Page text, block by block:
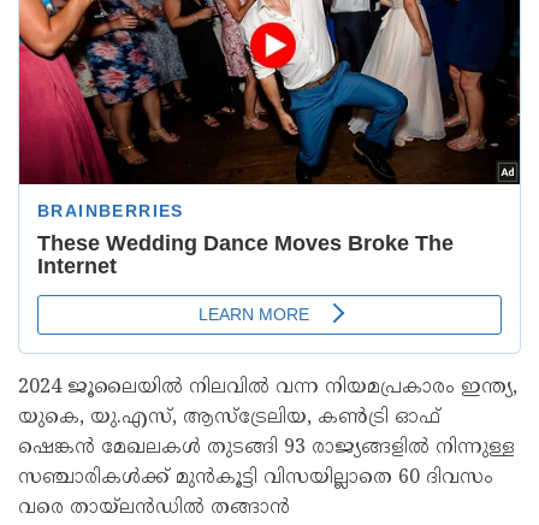
2024 ജൂലൈയിൽ നിലവിൽ വന്ന നിയമപ്രകാരം ഇന്ത്യ,
യുകെ, യു.എസ്, ആസ്‌ട്രേലിയ, കൺട്രി ഓഫ്
ഷെങ്കൻ മേഖലകൾ തുടങ്ങി 93 രാജ്യങ്ങളിൽ നിന്നുള്ള
സഞ്ചാരികൾക്ക് മുൻകൂട്ടി വിസയില്ലാതെ 60 ദിവസം
വരെ തായ്‌ലൻഡിൽ തങ്ങാൻ